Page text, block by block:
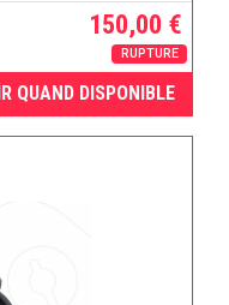
150,00 €
RUPTURE
QUAND DISPONIBLE